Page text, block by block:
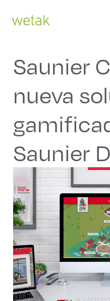
contenido
Saunier
nueva
Saunier